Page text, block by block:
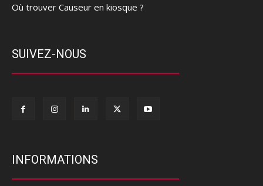
Où trouver Causeur en kiosque ?
SUIVEZ-NOUS
INFORMATIONS